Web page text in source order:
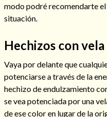
Cómo alejar a la amante de mi
modo podré recomendarte
situación.
Hechizos con
Vaya por delante que
potenciarse a través de la
hechizo de endulzamiento
se vea potenciada por una
de ese color en lugar de la